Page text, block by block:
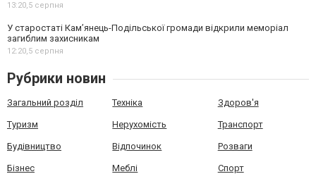
13:20,5 серпня
У старостаті Кам’янець-Подільської громади відкрили меморіал
загиблим захисникам
12:20,5 серпня
Рубрики новин
Загальний розділ Техніка Здоров'я
Туризм Нерухомість Транспорт
Будівництво Відпочинок Розваги
Бізнес Меблі Спорт